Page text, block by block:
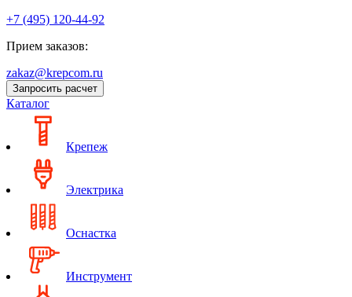
+7 (495) 120-44-92
Прием заказов:
zakaz@krepcom.ru
Запросить расчет
Каталог
Крепеж
Электрика
Оснастка
Инструмент